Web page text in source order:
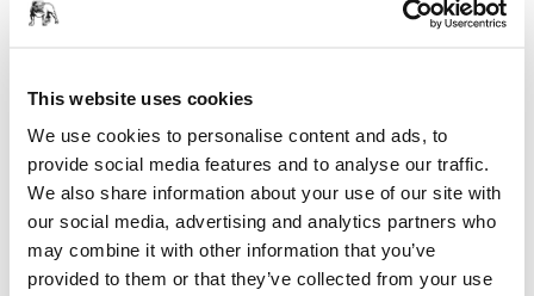
This website uses cookies
We use cookies to personalise content and ads, to
provide social media features and to analyse our traffic.
We also share information about your use of our site with
our social media, advertising and analytics partners who
may combine it with other information that you’ve
provided to them or that they’ve collected from your use